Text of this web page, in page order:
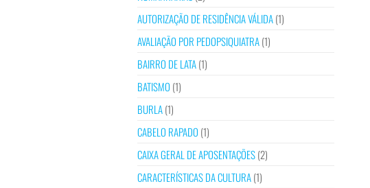
AUTORIZAÇÃO DE RESIDÊNCIA VÁLIDA(1)
AVALIAÇÃO POR PEDOPSIQUIATRA(1)
BAIRRO DE LATA(1)
BATISMO (1)
BURLA(1)
CABELO RAPADO (1)
CAIXA GERAL DE APOSENTAÇÕES(2)
CARACTERÍSTICAS DA CULTURA(1)